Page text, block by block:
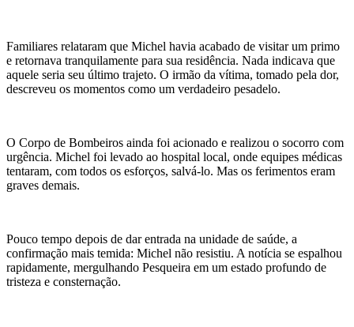
Familiares relataram que Michel havia acabado de visitar um primo
e retornava tranquilamente para sua residência. Nada indicava que
aquele seria seu último trajeto. O irmão da vítima, tomado pela dor,
descreveu os momentos como um verdadeiro pesadelo.
O Corpo de Bombeiros ainda foi acionado e realizou o socorro com
urgência. Michel foi levado ao hospital local, onde equipes médicas
tentaram, com todos os esforços, salvá-lo. Mas os ferimentos eram
graves demais.
Pouco tempo depois de dar entrada na unidade de saúde, a
confirmação mais temida: Michel não resistiu. A notícia se espalhou
rapidamente, mergulhando Pesqueira em um estado profundo de
tristeza e consternação.